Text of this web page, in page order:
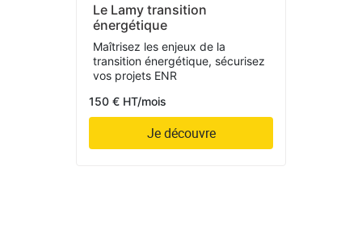
Le Lamy transition
énergétique
Maîtrisez les enjeux de la
transition énergétique, sécurisez
vos projets ENR
150 € HT/mois
Je découvre